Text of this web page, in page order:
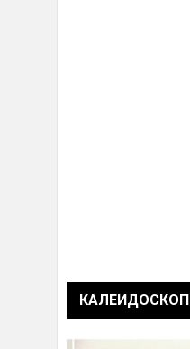
КАЛЕИДОСКОП